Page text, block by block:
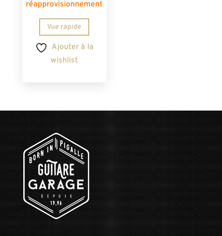
réapprovisionnement
Vue rapide
Ajouter à la
wishlist